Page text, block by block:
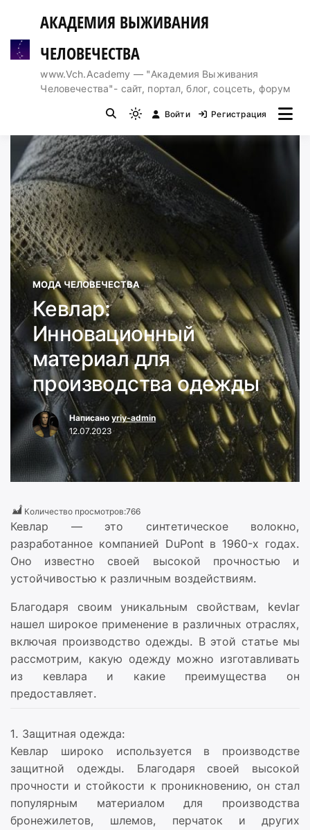
содержимому
АКАДЕМИЯ ВЫЖИВАНИЯ
ЧЕЛОВЕЧЕСТВА
www.Vch.Academy — "Академия Выживания
Человечества"- сайт, портал, блог, соцсеть, форум
Light
mode
(click
to
switch
Войти Регистрация
МОДА ЧЕЛОВЕЧЕСТВА
Кевлар:
Инновационный
материал для
производства одежды
Написано yriy-admin
12.07.2023
Количество просмотров:766
Кевлар — это синтетическое волокно,
разработанное компанией DuPont в 1960-х годах.
Оно известно своей высокой прочностью и
устойчивостью к различным воздействиям.
Благодаря своим уникальным свойствам, kevlar
нашел широкое применение в различных отраслях,
включая производство одежды. В этой статье мы
рассмотрим, какую одежду можно изготавливать
из кевлара и какие преимущества он
предоставляет.
1. Защитная одежда:
Кевлар широко используется в производстве
защитной одежды. Благодаря своей высокой
прочности и стойкости к проникновению, он стал
популярным материалом для производства
бронежилетов, шлемов, перчаток и других